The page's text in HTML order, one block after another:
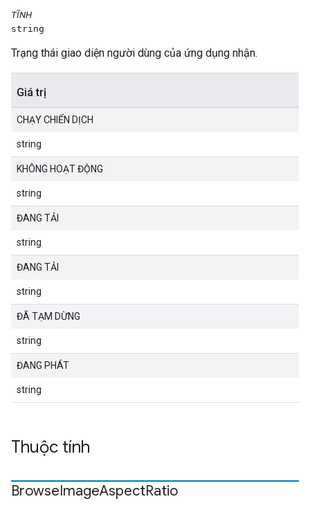
TĨNH
string
Trạng thái giao diện người dùng của ứng dụng nhận.
Giá trị
CHẠY CHIẾN DỊCH
string
KHÔNG HOẠT ĐỘNG
string
ĐANG TẢI
string
ĐANG TẢI
string
ĐÃ TẠM DỪNG
string
ĐANG PHÁT
string
Thuộc tính
BrowseImageAspectRatio